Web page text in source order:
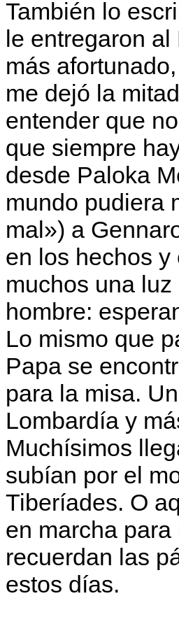
También lo
le entregaron
más
me dejó la
entender que
que siempre
desde Paloka
mundo pudiera
mal») a
en los hechos
muchos una
hombre:
Lo mismo que
Papa se
para la misa.
Lombardía y
Muchísimos
subían por el
Tiberíades. O
en marcha
recuerdan las
estos días.